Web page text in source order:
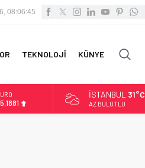
08:06:45
TEKNOLOJİ KÜNYE
İSTANBUL 31°C
AZ BULUTLU